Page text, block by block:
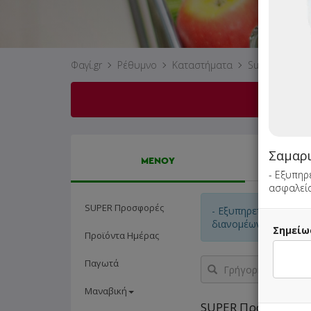
Φαγί.gr Ρέθυμνο Καταστήματα Supermarket
ΜΕΝΟΥ
SUPER Προσφορές
Προϊόντα Ημέρας
Παγωτά
Μαναβική
- Εξυπηρετούνται
διανομέων!
Γρήγορη
αναζήτηση
προϊόντος...
SUPER Προσφορές
-